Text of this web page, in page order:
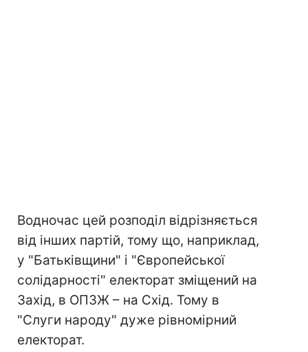
Водночас цей розподіл відрізняється
від інших партій, тому що, наприклад,
у "Батьківщини" і "Європейської
солідарності" електорат зміщений на
Захід, в ОПЗЖ – на Схід. Тому в
"Слуги народу" дуже рівномірний
електорат.